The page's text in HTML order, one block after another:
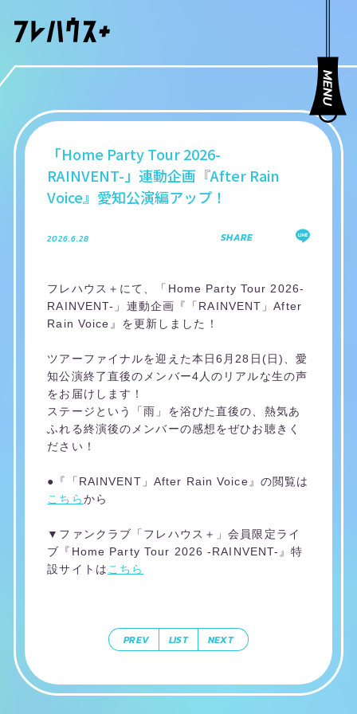
「Home Party Tour 2026-
RAINVENT-」連動企画『After Rain
Voice』愛知公演編アップ！
2026.6.28 SHARE
フレハウス＋にて、「Home Party Tour 2026-
RAINVENT-」連動企画『「RAINVENT」After
Rain Voice』を更新しました！
ツアーファイナルを迎えた本日6月28日(日)、愛
知公演終了直後のメンバー4人のリアルな生の声
をお届けします！
ステージという「雨」を浴びた直後の、熱気あ
ふれる終演後のメンバーの感想をぜひお聴きく
ださい！
●『「RAINVENT」After Rain Voice』の閲覧は
こちらから
▼ファンクラブ「フレハウス＋」会員限定ライ
ブ『Home Party Tour 2026 -RAINVENT-』特
設サイトはこちら
PREV LIST NEXT